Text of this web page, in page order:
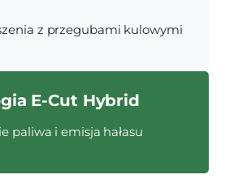
z przegubami kulowymi
E-Cut Hybrid
paliwa i emisja hałasu